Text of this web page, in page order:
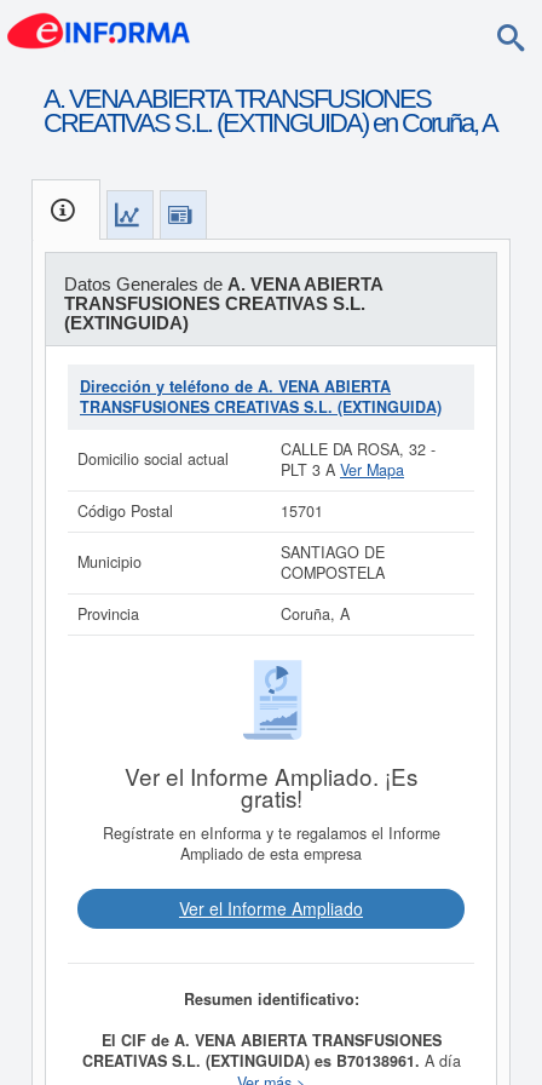
A. VENA ABIERTA TRANSFUSIONES
CREATIVAS S.L. (EXTINGUIDA) en Coruña, A
Datos Generales de A. VENA ABIERTA
TRANSFUSIONES CREATIVAS S.L.
(EXTINGUIDA)
Dirección y teléfono de A. VENA ABIERTA
TRANSFUSIONES CREATIVAS S.L. (EXTINGUIDA)
Domicilio social actual
CALLE DA ROSA, 32 -
PLT 3 A Ver Mapa
Código Postal
15701
Municipio
SANTIAGO DE
COMPOSTELA
Provincia
Coruña, A
Ver el Informe Ampliado. ¡Es
gratis!
Regístrate en eInforma y te regalamos el Informe
Ampliado de esta empresa
Ver el Informe Ampliado
Resumen identificativo:
El CIF de A. VENA ABIERTA TRANSFUSIONES
CREATIVAS S.L. (EXTINGUIDA) es B70138961. A día